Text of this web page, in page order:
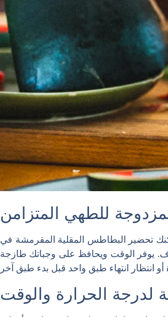
للطهي المتزامن
تحضير البطاطس المقلية المقرمشة في
يوفر الوقت ويحافظ على وجباتك طازجة
لدرجة الحرارة والوقت